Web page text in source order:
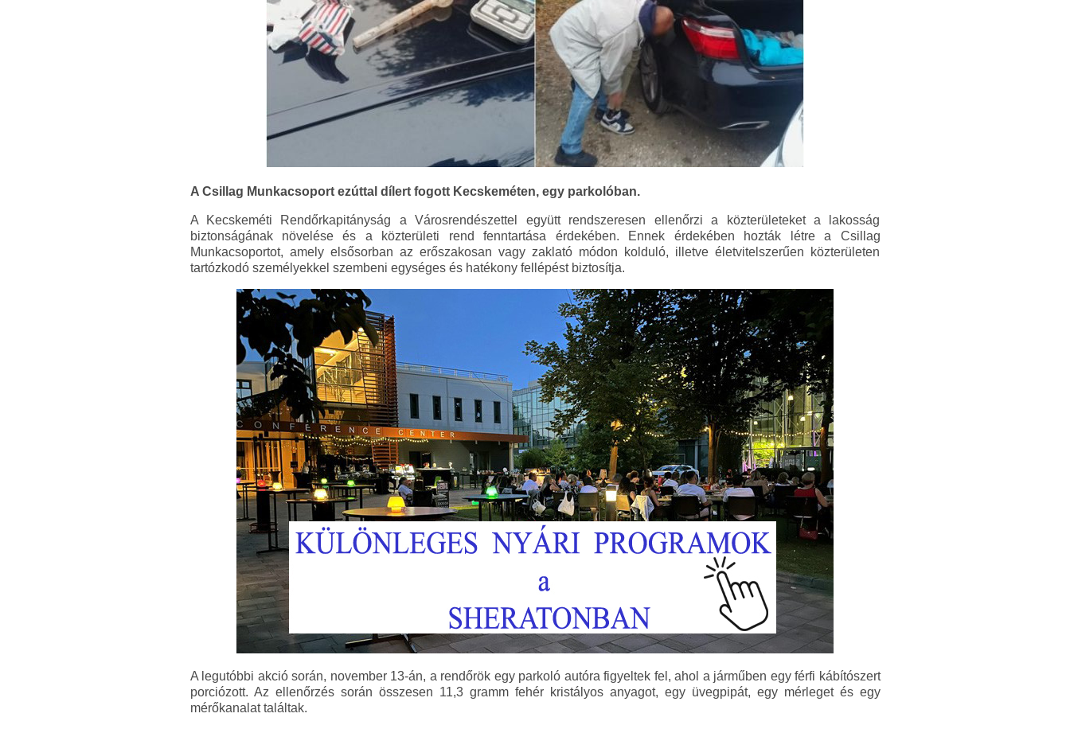
A Csillag Munkacsoport ezúttal dílert fogott Kecskeméten, egy parkolóban.
A Kecskeméti Rendőrkapitányság a Városrendészettel együtt rendszeresen ellenőrzi a közterületeket a lakosság
biztonságának növelése és a közterületi rend fenntartása érdekében. Ennek érdekében hozták létre a Csillag
Munkacsoportot, amely elsősorban az erőszakosan vagy zaklató módon kolduló, illetve életvitelszerűen közterületen
tartózkodó személyekkel szembeni egységes és hatékony fellépést biztosítja.
A legutóbbi akció során, november 13-án, a rendőrök egy parkoló autóra figyeltek fel, ahol a járműben egy férfi kábítószert
porciózott. Az ellenőrzés során összesen 11,3 gramm fehér kristályos anyagot, egy üvegpipát, egy mérleget és egy
mérőkanalat találtak.